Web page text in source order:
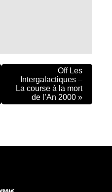
Off Les
Intergalactiques –
La course à la mort
de l’An 2000 »